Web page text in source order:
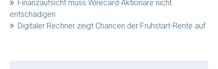
Finanzaufsicht muss Wirecard-Aktionäre nicht
entschädigen
Digitaler Rechner zeigt Chancen der Frühstart-Rente auf